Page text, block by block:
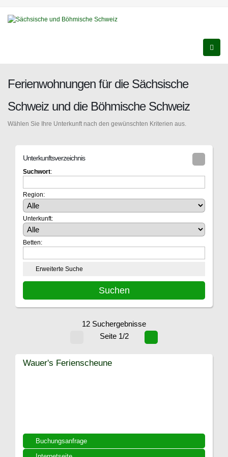
Ferienwohnungen für die Sächsische
Schweiz und die Böhmische Schweiz
Wählen Sie Ihre Unterkunft nach den gewünschten Kriterien aus.
Unterkunftsverzeichnis
Suchwort:
Region:
Unterkunft:
Betten:
Erweiterte Suche
12 Suchergebnisse
Seite 1/2
Buchungsanfrage
Wauer's Ferienscheune